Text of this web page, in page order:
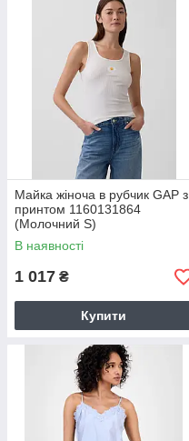
Майка жіноча в рубчик GAP з
принтом 1160131864
(Молочний S)
В наявності
1 017 ₴
Купити